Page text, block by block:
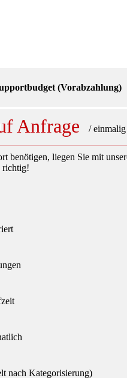
(Vorabzahlung)
Anfrage / einmalig
benötigen, liegen Sie mit
richtig!
nach Kategorisierung)